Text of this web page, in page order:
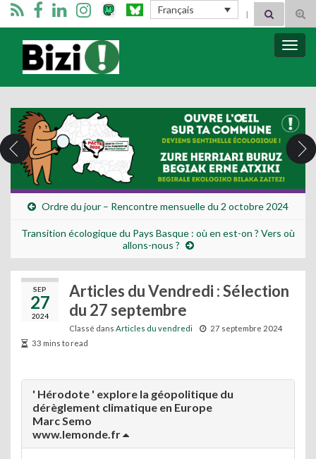
Français Search for:
Bizimugi
Ordre du jour – Rencontre mensuelle du 2 octobre 2024
Transition écologique du Pays Basque : où en est-on ? Vers où
allons-nous ?
SEP
27
2024
Articles du Vendredi : Sélection
du 27 septembre
Classé dans Articles du vendredi
27 septembre 2024
33 mins to read
' Hérodote ' explore la géopolitique du
dérèglement climatique en Europe
Marc Semo
www.lemonde.fr